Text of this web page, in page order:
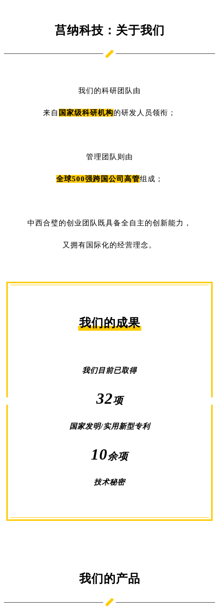
莒纳科技：关于我们
我们的科研团队由
来自 国家级科研机构的研发人员领衔；
管理团队则由
全球500强跨国公司高管组成；
中西合璧的创业团队既具备全自主的创新能力，
又拥有国际化的经营理念。
我们的成果
我们目前已取得
32项
国家发明/实用新型专利
10余项
技术秘密
我们的产品